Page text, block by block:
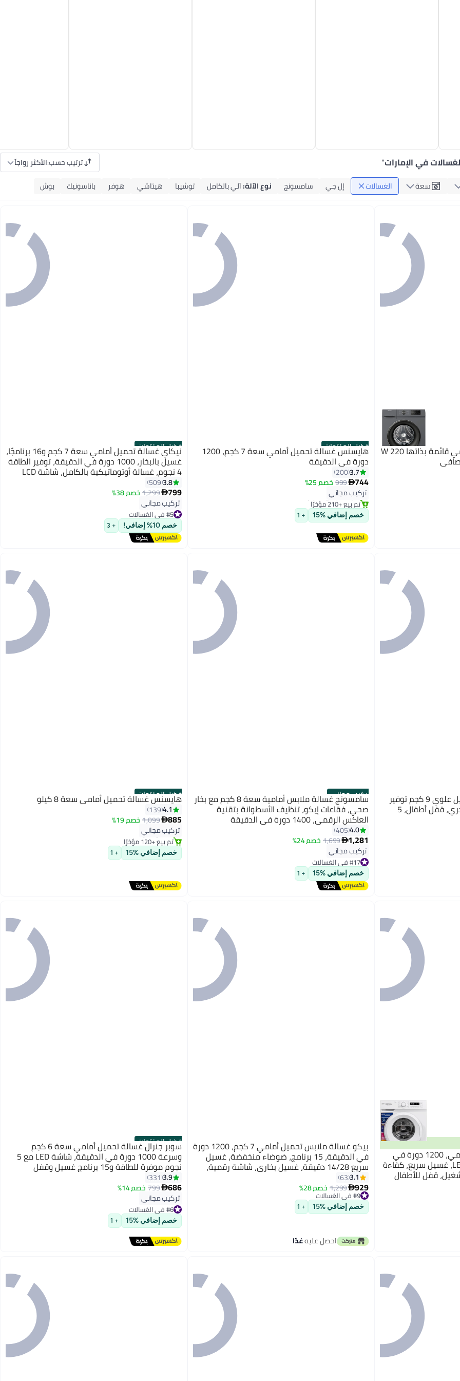
في الإمارات" ترتيب حسب:الأكثر رواجاً
سعة الغسالات إل جي سامسونج نوع الآلة:آلي بالكامل توشيبا هيتاشي هوفر باناسونيك بوش
هايسنس غسالة بتحميل أمامي قائمة بذاتها 220 W أفضل المنتجات هايسنس غسالة تحميل أمامي سعة 7 كجم، 1200
دورة في الدقيقة
3.7
200
744
999خصم 25%
تركيب مجاني
#3 في الغسالات
أقل سعر في 7 يوم
تم بيع +210 مؤخرًا
#3 في الغسالات
خصم إضافي %15 + 1
أفضل المنتجات نيكاي غسالة تحميل أمامي سعة 7 كجم و16 برنامجًا،
غسيل بالبخار، 1000 دورة في الدقيقة، توفير الطاقة
4 نجوم، غسالة أوتوماتيكية بالكامل، شاشة LCD
رقمية، قفل للأطفال، الأفضل للمنزل والعائلة
الصغيرة
3.8
509
799
1,299 خصم 38%
تركيب مجاني
#5 في الغسالات
#5 في الغسالات
خصم 10% إضافي! + 3
هايسنس غسالة ملابس تحميل علوي 9 كجم توفير
مائي، سريع 15، نقع، فلتر سحري، قفل أطفال، 5
تركيب مجاني سامسونج غسالة ملابس أمامية سعة 8 كجم مع بخار
صحي، فقاعات إيكو، تنظيف الأسطوانة بتقنية
العاكس الرقمي، 1400 دورة في الدقيقة
4.0
405
1,281
1,699خصم 24%
تركيب مجاني
#17 في الغسالات
بتخلّص بسرعة
#17 في الغسالات
خصم إضافي %15 + 1
أفضل المنتجات
هايسنس غسالة تحميل أمامي سعة 8 كيلو
4.1
139
885
1,099 خصم 19%
تركيب مجاني
#2 في الغسالات
بتخلّص بسرعة
تم بيع +120 مؤخرًا
#2 في الغسالات
خصم إضافي %15 + 1
سوبر جنرال غسالة تحميل أمامي، 1200 دورة في
الدقيقة، 15 برنامج، شاشة LED، غسيل سريع، كفاءة
قفل للأطفال
بيكو غسالة ملابس تحميل أمامي 7 كجم، 1200 دورة
في الدقيقة، 15 برنامج، ضوضاء منخفضة، غسيل
سريع 14/28 دقيقة، غسيل بخاري، شاشة رقمية،
وظيفة تنظيف الأسطوانة، ضمان 10 سنوات على
محرك العاكس ProSmart
3.1
63
929
1,299خصم 28% #9 في الغسالات
بتخلّص بسرعة
#9 في الغسالات
خصم إضافي %15 + 1
احصل عليهغدًا
أفضل المنتجات سوبر جنرال غسالة تحميل أمامي سعة 6 كجم
وسرعة 1000 دورة في الدقيقة، شاشة LED مع 5
نجوم موفرة للطاقة و15 برنامج غسيل وقفل
للأطفال وغسيل سريع
3.9
331
686
799خصم 14%
تركيب مجاني
#6 في الغسالات
تم بيع +130 مؤخرًا
#6 في الغسالات
خصم إضافي %15 + 1